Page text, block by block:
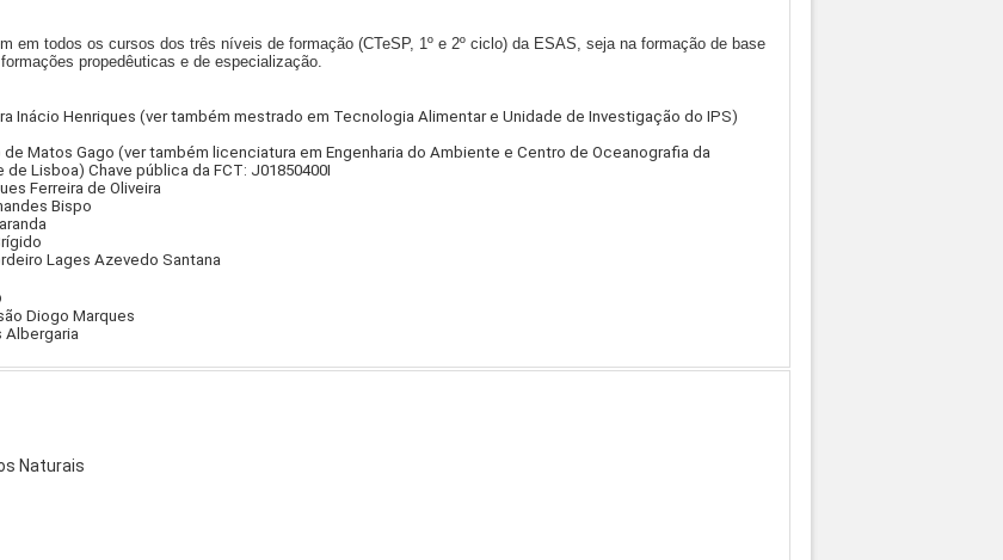
em todos os cursos dos três níveis de formação (CTeSP, 1º e 2º ciclo) da ESAS, seja na formação de base
propedêuticas e de especialização.
Inácio Henriques (ver também mestrado em Tecnologia Alimentar e Unidade de Investigação do IPS)
Matos Gago (ver também licenciatura em Engenharia do Ambiente e Centro de Oceanografia da
Lisboa) Chave pública da FCT: J01850400I
Ferreira de Oliveira
Bispo
Lages Azevedo Santana
Diogo Marques
Albergaria
Naturais